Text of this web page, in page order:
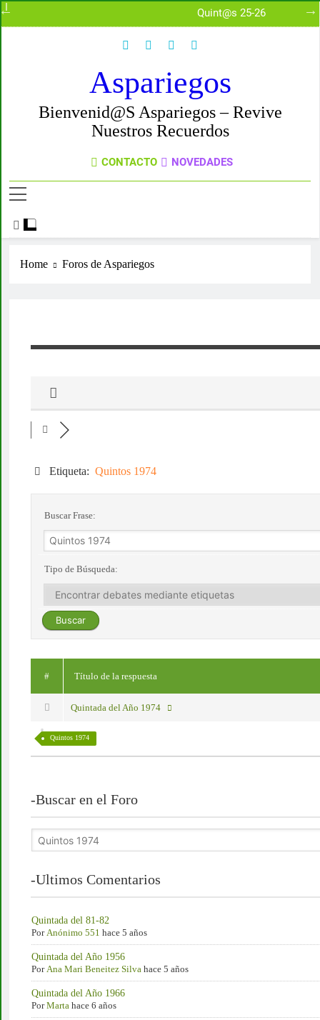
Quint@s 25-26
Aspariegos
Bienvenid@s Aspariegos – Revive
Nuestros Recuerdos
CONTACTO NOVEDADES
Home Foros de Aspariegos
Etiqueta: Quintos 1974
Buscar Frase:
Tipo de Búsqueda:
# Título de la respuesta
Quintada del Año 1974
Quintos 1974
-Buscar en el Foro
-Ultimos Comentarios
Quintada del 81-82
PorAnónimo 551 hace 5 años
Quintada del Año 1956
PorAna Mari Beneitez Silva hace 5 años
Quintada del Año 1966
PorMarta hace 6 años